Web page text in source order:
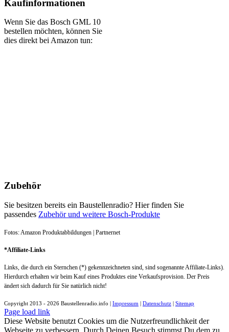
Kaufinformationen
Wenn Sie das Bosch GML 10
bestellen möchten, können Sie
dies direkt bei Amazon tun:
Zubehör
Sie besitzen bereits ein Baustellenradio? Hier finden Sie
passendes Zubehör und weitere Bosch-Produkte
Fotos: Amazon Produktabbildungen | Partnernet
*Affiliate-Links
Links, die durch ein Sternchen (*) gekennzeichneten sind, sind sogenannte Affiliate-Links).
Hierdurch erhalten wir beim Kauf eines Produktes eine Verkaufsprovision. Der Preis
ändert sich dadurch für Sie natürlich nicht!
Copyright 2013 - 2026 Baustellenradio.info | Impressum Datenschutz Sitemap
Page load link
Diese Website benutzt Cookies um die Nutzerfreundlichkeit der